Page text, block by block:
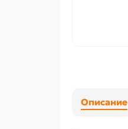
Описание